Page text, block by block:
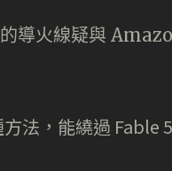
導火線疑與
法，能繞過 Fable